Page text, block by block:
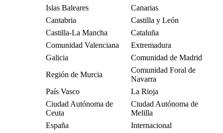
Islas Baleares
Canarias
Cantabria
Castilla y León
Castilla-La Mancha
Cataluña
Comunidad Valenciana
Extremadura
Galicia
Comunidad de Madrid
Región de Murcia
Comunidad Foral de
Navarra
País Vasco
La Rioja
Ciudad Autónoma de
Ceuta
Ciudad Autónoma de
Melilla
España
Internacional